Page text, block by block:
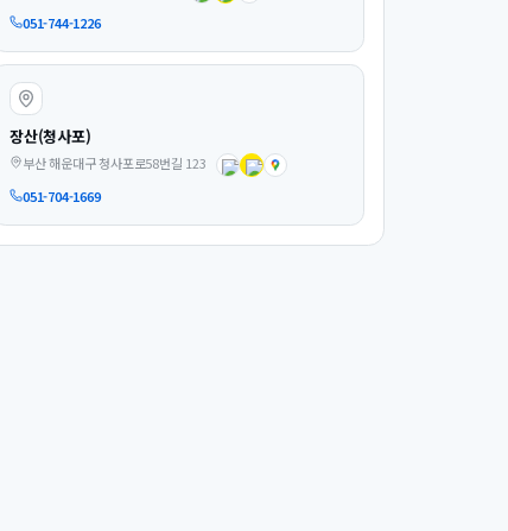
051-744-1226
장산(청사포)
부산 해운대구 청사포로58번길 123
051-704-1669